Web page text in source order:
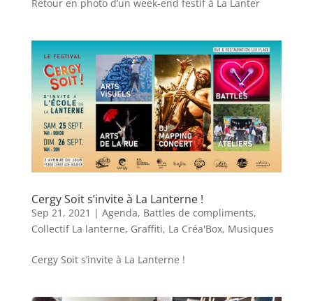
Retour en photo d’un week-end festif à La Lanter
Cergy Soit s’invite à La Lanterne !
Sep 21, 2021 | Agenda, Battles de compliments,
Collectif La lanterne, Graffiti, La Créa'Box, Musiques
Cergy Soit s’invite à La Lanterne !